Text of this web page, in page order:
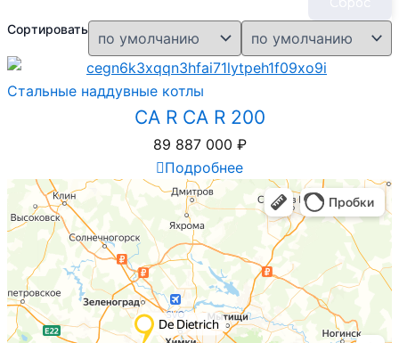
Сортировать
Стальные наддувные котлы
CA R CA R 200
89 887 000 ₽
Подробнее